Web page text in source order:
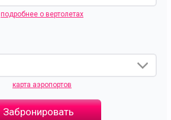
подробнее о вертолетах
карта аэропортов
Забронировать